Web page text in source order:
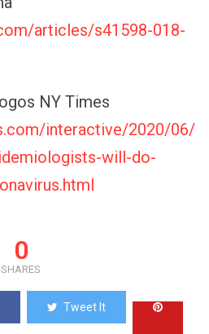
articles/s41598-018-
NY Times
interactive/2020/06/
will-do-
0
SHARES
Tweet It